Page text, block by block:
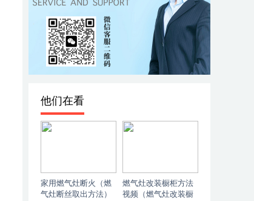
他们在看
家用燃气灶断火（燃
气灶断丝取出方法）
燃气灶改装橱柜方法
视频（燃气灶改装橱